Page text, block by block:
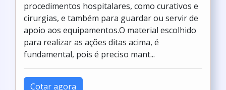
procedimentos hospitalares, como curativos e
cirurgias, e também para guardar ou servir de
apoio aos equipamentos.O material escolhido
para realizar as ações ditas acima, é
fundamental, pois é preciso mant...
Cotar agora